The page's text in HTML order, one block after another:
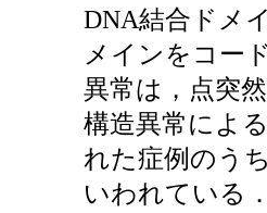
DNA結合ドメ
メインをコー
異常は，点突
構造異常によ
れた症例のう
いわれている